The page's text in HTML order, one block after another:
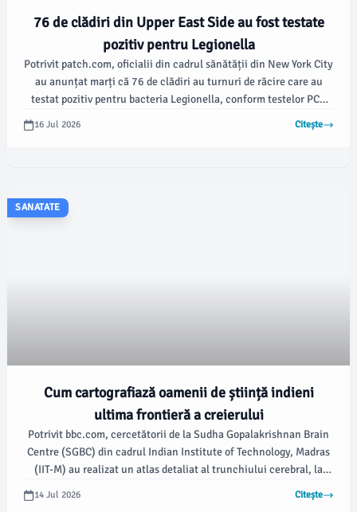
76 de clădiri din Upper East Side au fost testate
pozitiv pentru Legionella
Potrivit patch.com, oficialii din cadrul sănătății din New York City
au anunțat marți că 76 de clădiri au turnuri de răcire care au
testat pozitiv pentru bacteria Legionella, conform testelor PCR
efectuate pe Upper East Side, cifra fiind în creștere față de cele
31 de clădiri confirmate săptămâna trecută. Autoritățile au
16 Jul 2026 Citește
SANATATE
Cum cartografiază oamenii de știință indieni
ultima frontieră a creierului
Potrivit bbc.com, cercetătorii de la Sudha Gopalakrishnan Brain
Centre (SGBC) din cadrul Indian Institute of Technology, Madras
(IIT-M) au realizat un atlas detaliat al trunchiului cerebral, la
Neurochemical Characterisation of the Human Brainstem with
14 Jul 2026 Citește